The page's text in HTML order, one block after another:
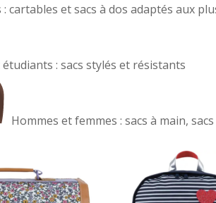
: cartables et sacs à dos adaptés aux
étudiants : sacs stylés et résistants
Hommes et femmes : sacs à main,